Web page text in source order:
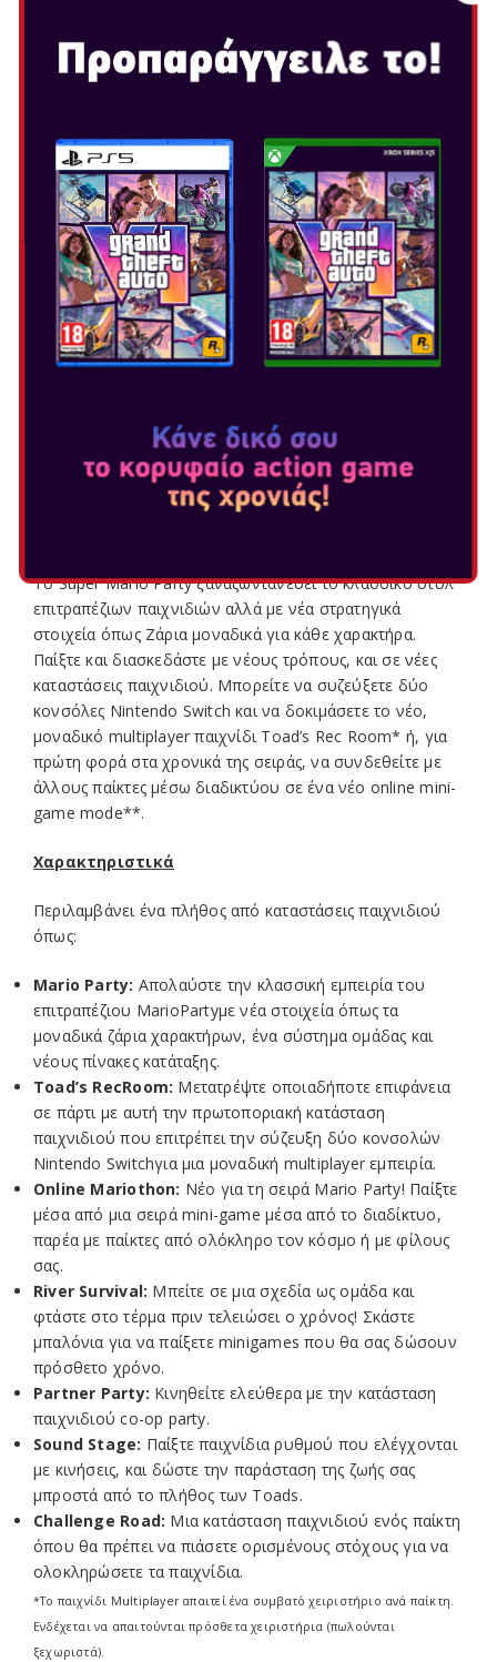
Ημερομηνία Κυκλοφορίας: Οκτ 5, 2018
Επιλογή Έκδοσης:
Η ΣΕΙΡΑ MARIO PARTY
ΕΦΤΑΣΕ ΣΤΟ NINTENDO
SWITCH ΚΑΙ ΦΕΡΝΕΙ ΤΡΕΛΗ
ΔΙΑΣΚΕΔΑΣΗ ΓΙΑ ΟΛΟΥΣ!
ολοκαίνουργια mini games το Super Mario Party
προσφέρει έντονη διασκέδαση που ο καθένας μπορεί να
απολαύσει. Ιδανικό για να σας φέρει κοντά με την
οικογένεια και τους φίλους σας και να σας κάνει να
Το Super Mario Party ξαναζωντανεύει το κλασσικό στυλ
επιτραπέζιων παιχνιδιών αλλά με νέα στρατηγικά
στοιχεία όπως Ζάρια μοναδικά για κάθε χαρακτήρα.
Παίξτε και διασκεδάστε με νέους τρόπους, και σε νέες
καταστάσεις παιχνιδιού. Μπορείτε να συζεύξετε δύο
κονσόλες Nintendo Switch και να δοκιμάσετε το νέο,
μοναδικό multiplayer παιχνίδι Toad’s Rec Room* ή, για
πρώτη φορά στα χρονικά της σειράς, να συνδεθείτε με
άλλους παίκτες μέσω διαδικτύου σε ένα νέο online mini-
game mode**.
Χαρακτηριστικά
Περιλαμβάνει ένα πλήθος από καταστάσεις παιχνιδιού
όπως:
Mario Party: Απολαύστε την κλασσική εμπειρία του
επιτραπέζιου MarioPartyμε νέα στοιχεία όπως τα
μοναδικά ζάρια χαρακτήρων, ένα σύστημα ομάδας και
νέους πίνακες κατάταξης.
Toad’s RecRoom: Μετατρέψτε οποιαδήποτε επιφάνεια
σε πάρτι με αυτή την πρωτοποριακή κατάσταση
παιχνιδιού που επιτρέπει την σύζευξη δύο κονσολών
Nintendo Switchγια μια μοναδική multiplayer εμπειρία.
Online Mariothon: Νέο για τη σειρά Mario Party! Παίξτε
μέσα από μια σειρά mini-game μέσα από το διαδίκτυο,
παρέα με παίκτες από ολόκληρο τον κόσμο ή με φίλους
σας.
River Survival: Μπείτε σε μια σχεδία ως ομάδα και
φτάστε στο τέρμα πριν τελειώσει ο χρόνος! Σκάστε
μπαλόνια για να παίξετε minigames που θα σας δώσουν
πρόσθετο χρόνο.
Partner Party: Κινηθείτε ελεύθερα με την κατάσταση
παιχνιδιού co-op party.
Sound Stage: Παίξτε παιχνίδια ρυθμού που ελέγχονται
με κινήσεις, και δώστε την παράσταση της ζωής σας
μπροστά από το πλήθος των Toads.
Challenge Road: Μια κατάσταση παιχνιδιού ενός παίκτη
όπου θα πρέπει να πιάσετε ορισμένους στόχους για να
ολοκληρώσετε τα παιχνίδια.
*Το παιχνίδι Multiplayer απαιτεί ένα συμβατό χειριστήριο ανά παίκτη.
Ενδέχεται να απαιτούνται πρόσθετα χειριστήρια (πωλούνται
ξεχωριστά).